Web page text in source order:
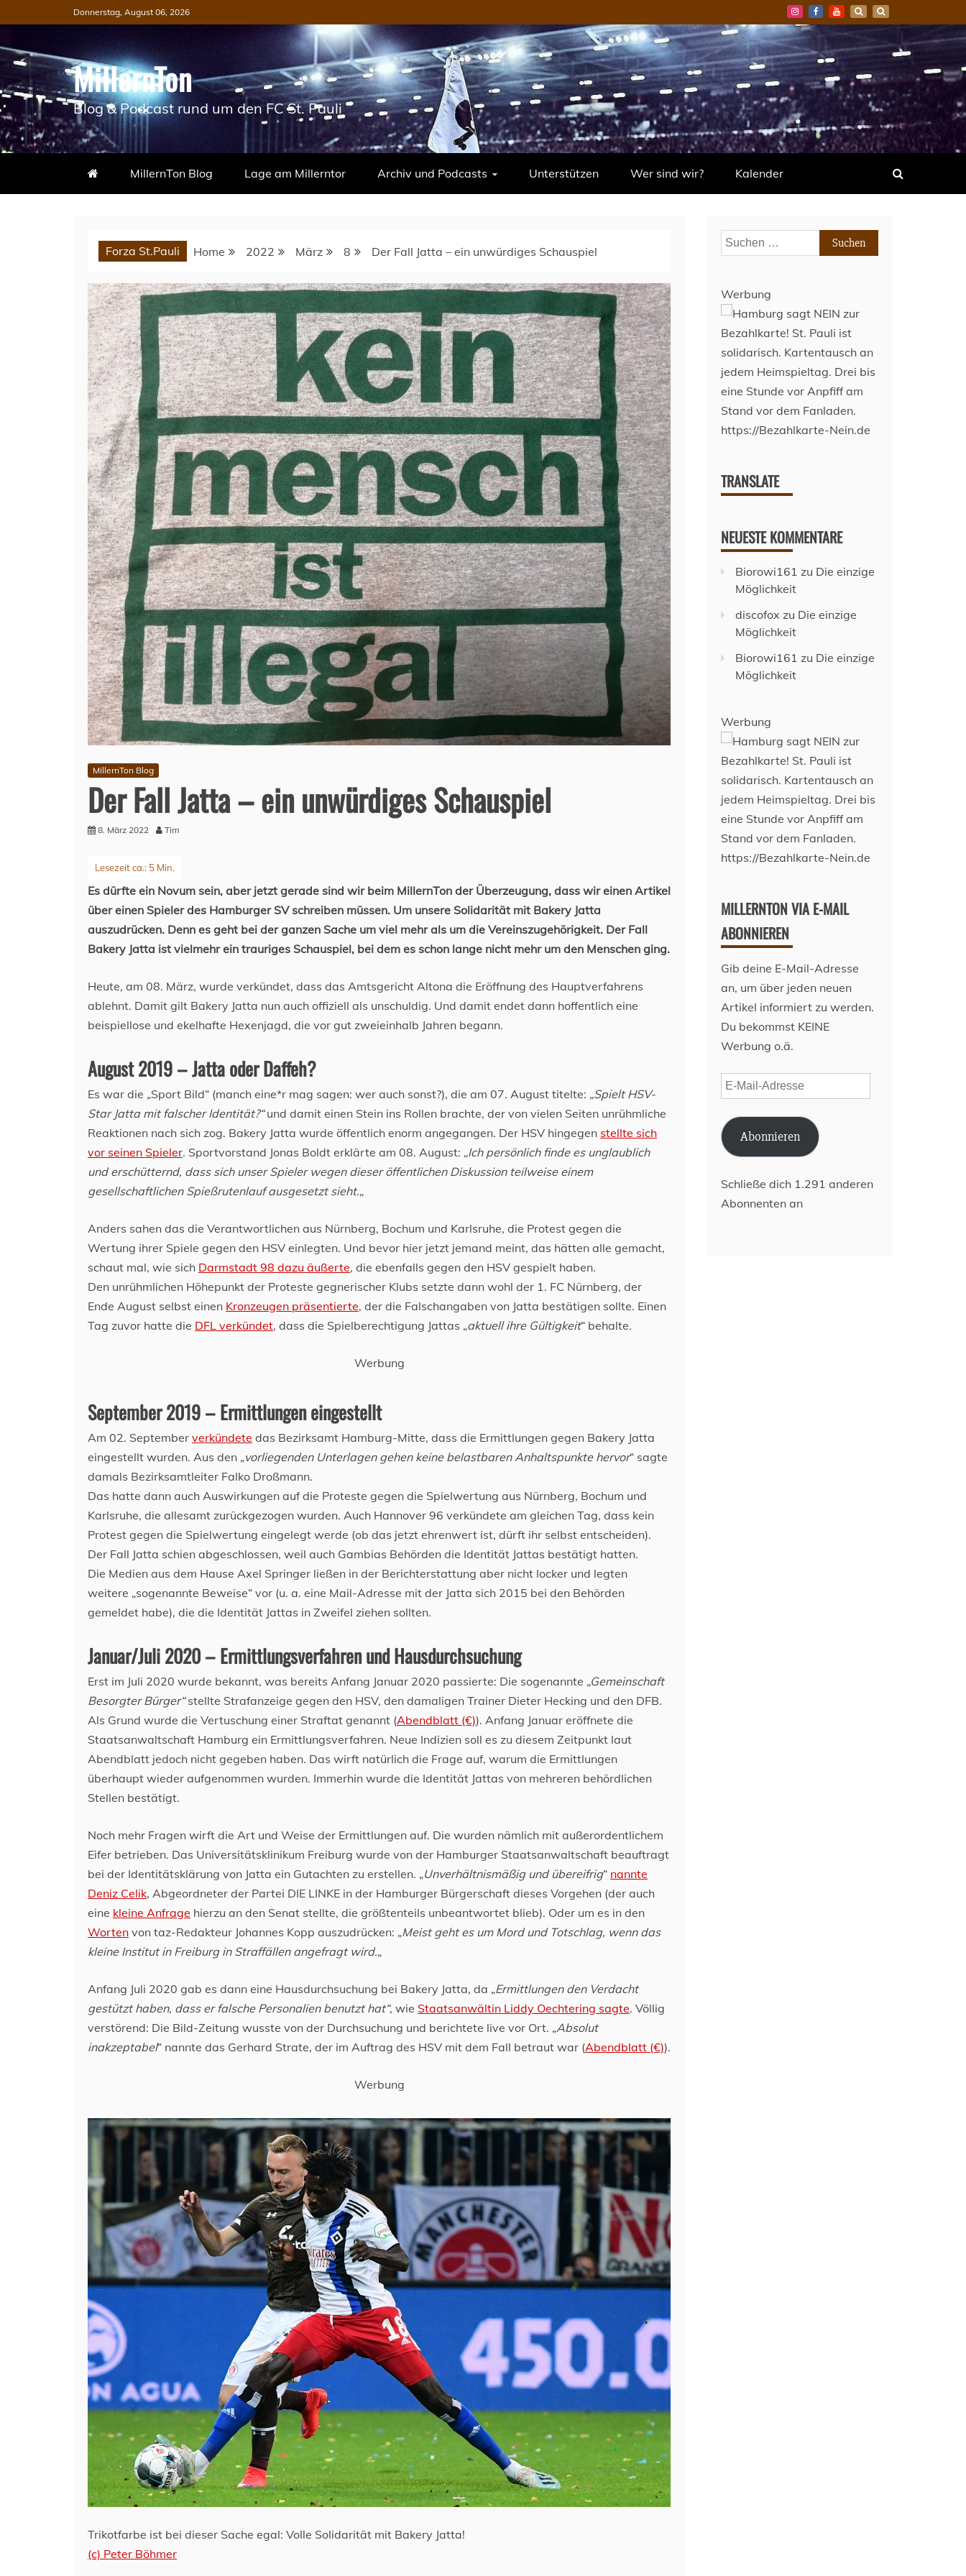
to
content
Donnerstag, August 06, 2026
MillernTon
Blog & Podcast rund um den FC St. Pauli
MillernTon Blog Lage am Millerntor Archiv und Podcasts Unterstützen Wer sind wir? Kalender
Forza St.Pauli Home 2022 März 8 Der Fall Jatta – ein unwürdiges Schauspiel
MillernTon Blog
Der Fall Jatta – ein unwürdiges Schauspiel
8. März 2022 Tim
Es dürfte ein Novum sein, aber jetzt gerade sind wir beim MillernTon der Überzeugung, dass wir einen Artikel
über einen Spieler des Hamburger SV schreiben müssen. Um unsere Solidarität mit Bakery Jatta
auszudrücken. Denn es geht bei der ganzen Sache um viel mehr als um die Vereinszugehörigkeit. Der Fall
Bakery Jatta ist vielmehr ein trauriges Schauspiel, bei dem es schon lange nicht mehr um den Menschen ging.
Heute, am 08. März, wurde verkündet, dass das Amtsgericht Altona die Eröffnung des Hauptverfahrens
ablehnt. Damit gilt Bakery Jatta nun auch offiziell als unschuldig. Und damit endet dann hoffentlich eine
beispiellose und ekelhafte Hexenjagd, die vor gut zweieinhalb Jahren begann.
August 2019 – Jatta oder Daffeh?
Es war die „Sport Bild“ (manch eine*r mag sagen: wer auch sonst?), die am 07. August titelte: „Spielt HSV-
Star Jatta mit falscher Identität?“und damit einen Stein ins Rollen brachte, der von vielen Seiten unrühmliche
Reaktionen nach sich zog. Bakery Jatta wurde öffentlich enorm angegangen. Der HSV hingegen stellte sich
vor seinen Spieler. Sportvorstand Jonas Boldt erklärte am 08. August: „Ich persönlich finde es unglaublich
und erschütternd, dass sich unser Spieler wegen dieser öffentlichen Diskussion teilweise einem
gesellschaftlichen Spießrutenlauf ausgesetzt sieht.„
Anders sahen das die Verantwortlichen aus Nürnberg, Bochum und Karlsruhe, die Protest gegen die
Wertung ihrer Spiele gegen den HSV einlegten. Und bevor hier jetzt jemand meint, das hätten alle gemacht,
schaut mal, wie sich Darmstadt 98 dazu äußerte, die ebenfalls gegen den HSV gespielt haben.
Den unrühmlichen Höhepunkt der Proteste gegnerischer Klubs setzte dann wohl der 1. FC Nürnberg, der
Ende August selbst einen Kronzeugen präsentierte, der die Falschangaben von Jatta bestätigen sollte. Einen
Tag zuvor hatte die DFL verkündet, dass die Spielberechtigung Jattas „aktuell ihre Gültigkeit“ behalte.
Werbung
September 2019 – Ermittlungen eingestellt
Am 02. September verkündete das Bezirksamt Hamburg-Mitte, dass die Ermittlungen gegen Bakery Jatta
eingestellt wurden. Aus den „vorliegenden Unterlagen gehen keine belastbaren Anhaltspunkte hervor“ sagte
damals Bezirksamtleiter Falko Droßmann.
Das hatte dann auch Auswirkungen auf die Proteste gegen die Spielwertung aus Nürnberg, Bochum und
Karlsruhe, die allesamt zurückgezogen wurden. Auch Hannover 96 verkündete am gleichen Tag, dass kein
Protest gegen die Spielwertung eingelegt werde (ob das jetzt ehrenwert ist, dürft ihr selbst entscheiden).
Der Fall Jatta schien abgeschlossen, weil auch Gambias Behörden die Identität Jattas bestätigt hatten.
Die Medien aus dem Hause Axel Springer ließen in der Berichterstattung aber nicht locker und legten
weitere „sogenannte Beweise“ vor (u. a. eine Mail-Adresse mit der Jatta sich 2015 bei den Behörden
gemeldet habe), die die Identität Jattas in Zweifel ziehen sollten.
Januar/Juli 2020 – Ermittlungsverfahren und Hausdurchsuchung
Erst im Juli 2020 wurde bekannt, was bereits Anfang Januar 2020 passierte: Die sogenannte „Gemeinschaft
Besorgter Bürger“stellte Strafanzeige gegen den HSV, den damaligen Trainer Dieter Hecking und den DFB.
Als Grund wurde die Vertuschung einer Straftat genannt (Abendblatt (€)). Anfang Januar eröffnete die
Staatsanwaltschaft Hamburg ein Ermittlungsverfahren. Neue Indizien soll es zu diesem Zeitpunkt laut
Abendblatt jedoch nicht gegeben haben. Das wirft natürlich die Frage auf, warum die Ermittlungen
überhaupt wieder aufgenommen wurden. Immerhin wurde die Identität Jattas von mehreren behördlichen
Stellen bestätigt.
Noch mehr Fragen wirft die Art und Weise der Ermittlungen auf. Die wurden nämlich mit außerordentlichem
Eifer betrieben. Das Universitätsklinikum Freiburg wurde von der Hamburger Staatsanwaltschaft beauftragt
bei der Identitätsklärung von Jatta ein Gutachten zu erstellen. „Unverhältnismäßig und übereifrig“ nannte
Deniz Celik, Abgeordneter der Partei DIE LINKE in der Hamburger Bürgerschaft dieses Vorgehen (der auch
eine kleine Anfrage hierzu an den Senat stellte, die größtenteils unbeantwortet blieb). Oder um es in den
Worten von taz-Redakteur Johannes Kopp auszudrücken: „Meist geht es um Mord und Totschlag, wenn das
kleine Institut in Freiburg in Straffällen angefragt wird.„
Anfang Juli 2020 gab es dann eine Hausdurchsuchung bei Bakery Jatta, da „Ermittlungen den Verdacht
gestützt haben, dass er falsche Personalien benutzt hat“, wie Staatsanwältin Liddy Oechtering sagte. Völlig
verstörend: Die Bild-Zeitung wusste von der Durchsuchung und berichtete live vor Ort. „Absolut
inakzeptabel“ nannte das Gerhard Strate, der im Auftrag des HSV mit dem Fall betraut war (Abendblatt (€)).
Werbung
Trikotfarbe ist bei dieser Sache egal: Volle Solidarität mit Bakery Jatta!
(c) Peter Böhmer
Suchen
nach:
Werbung
TRANSLATE
NEUESTE KOMMENTARE
Biorowi161 zu Die einzige
Möglichkeit
discofox zu Die einzige
Möglichkeit
Biorowi161 zu Die einzige
Möglichkeit
Werbung
MILLERNTON VIA E-MAIL
ABONNIEREN
Gib deine E-Mail-Adresse
an, um über jeden neuen
Artikel informiert zu werden.
Du bekommst KEINE
Werbung o.ä.
E-
Mail-
Adresse
Abonnieren
Schließe dich 1.291 anderen
Abonnenten an